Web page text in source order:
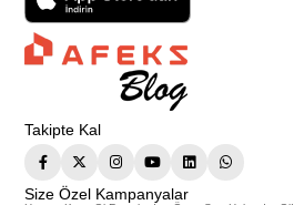
Takipte Kal
Size Özel Kampanyalar